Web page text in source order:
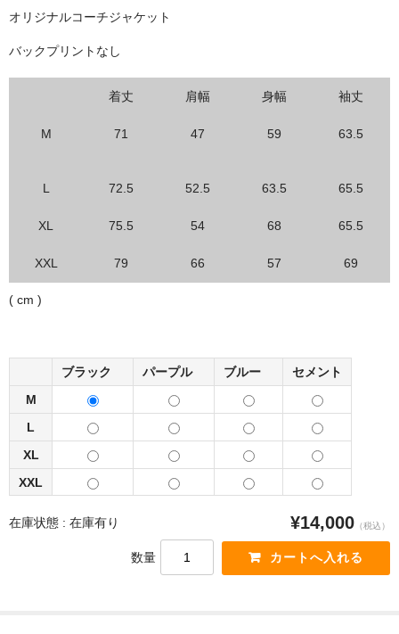
オリジナルコーチジャケット
バックプリントなし
着丈 肩幅 身幅 袖丈
M 71 47 59 63.5
L 72.5 52.5 63.5 65.5
XL 75.5 54 68 65.5
XXL 79 66 57 69
( cm )
M
L
XL
XXL
ブラック パープル ブルー セメント
在庫状態 : 在庫有り ¥14,000 （税込）
数量